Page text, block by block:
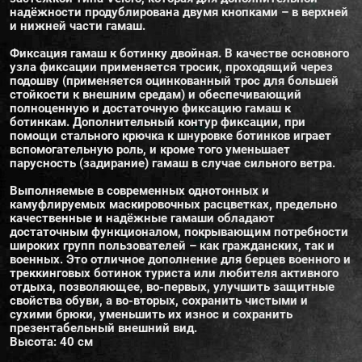
надёжности продублирована двумя кнопками – в верхней
и нижней части гамаш.
Фиксация гамаш к ботинку двойная. В качестве основного
узла фиксации применяется тросик, проходящий через
подошву (применяется оцинкованный трос для большей
стойкости к внешним средам) и обеспечивающий
полноценную и достаточную фиксацию гамаш к
ботинкам. Дополнительный контур фиксации, при
помощи стального крючка к шнуровке ботинков играет
вспомогательную роль, и кроме того уменьшает
парусность (задирание) гамаш в случае сильного ветра.
Выполняемые в современных однотонных и
камуфлируемых маскировочных расцветках, предельно
качественные и надёжные гамаши обладают
достаточным функционалом, покрывающим потребности
широких групп пользователей – как гражданских, так и
военных. Это отличное дополнение для берцев военного и
треккинговых ботинок туриста или любителя активного
отдыха, позволяющее, во-первых, улучшить защитные
свойства обуви, а во-вторых, сохранить чистыми и
сухими брюки, уменьшить их износ и сохранить
презентабельный внешний вид.
Высота: 40 см